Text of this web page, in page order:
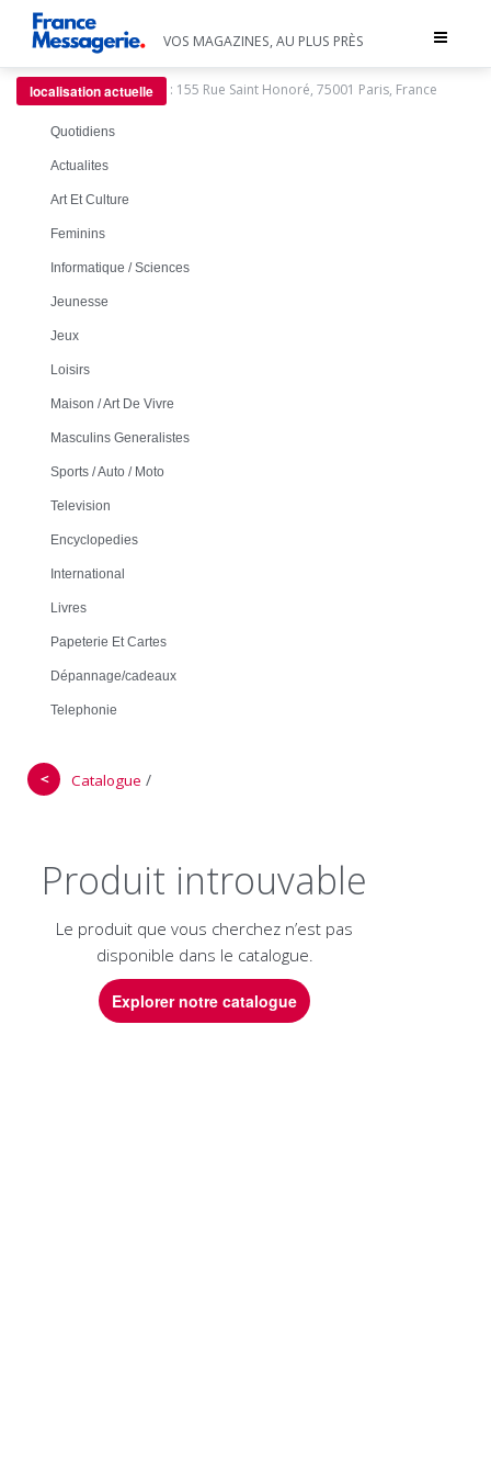
Toggle
VOS MAGAZINES, AU PLUS PRÈS
localisation actuelle : 155 Rue Saint Honoré, 75001 Paris, France
Quotidiens
Actualites
Art Et Culture
Feminins
Informatique / Sciences
Jeunesse
Jeux
Loisirs
Maison / Art De Vivre
Masculins Generalistes
Sports / Auto / Moto
Television
Encyclopedies
International
Livres
Papeterie Et Cartes
Dépannage/cadeaux
Telephonie
＜ Catalogue /
Produit introuvable
Le produit que vous cherchez n’est pas
disponible dans le catalogue.
Explorer notre catalogue